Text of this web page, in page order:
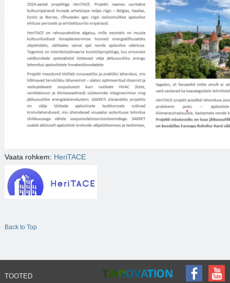
Vaata rohkem: HeriTACE
Back to Top
TOOTED